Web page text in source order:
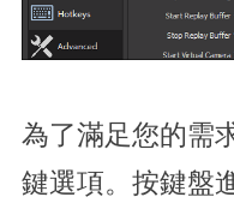
為了滿足您的需
鍵選項。按鍵盤